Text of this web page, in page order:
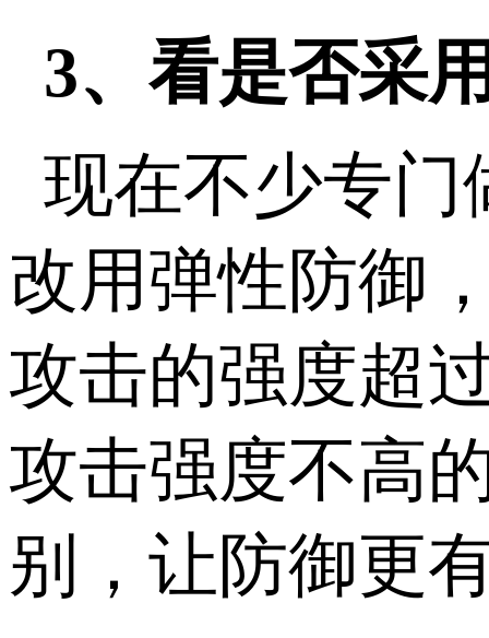
3、看是否采
现在不少专门
改用弹性防御
攻击的强度超
攻击强度不高
别，让防御更